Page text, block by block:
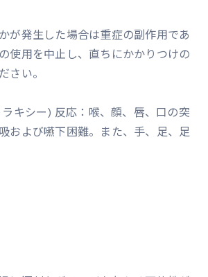
が発生した場合は重症の副作用であ
使用を中止し、直ちにかかりつけの
さい。
ラキシー) 反応：喉、顔、唇、口の突
および嚥下困難。また、手、足、足